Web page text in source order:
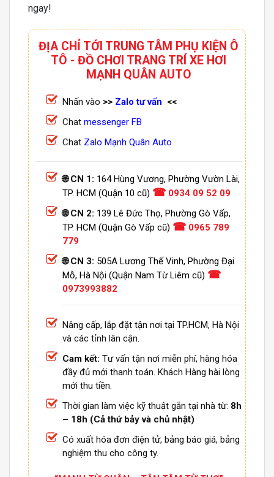
ngay!
ĐỊA CHỈ TỚI TRUNG TÂM PHỤ KIỆN Ô
TÔ - ĐỒ CHƠI TRANG TRÍ XE HƠI
MẠNH QUÂN AUTO
Nhấn vào >> Zalo tư vấn <<
Chat messenger FB
Chat Zalo Mạnh Quân Auto
🌐 CN 1: 164 Hùng Vương, Phường Vườn Lài,
TP. HCM (Quận 10 cũ) ☎ 0934 09 52 09
🌐 CN 2: 139 Lê Đức Thọ, Phường Gò Vấp,
TP. HCM (Quận Gò Vấp cũ) ☎ 0965 789
779
🌐 CN 3: 505A Lương Thế Vinh, Phường Đại
Mỗ, Hà Nội (Quận Nam Từ Liêm cũ) ☎
0973993882
Nâng cấp, lắp đặt tận nơi tại TP.HCM, Hà Nội
và các tỉnh lân cận.
Cam kết: Tư vấn tận nơi miễn phí, hàng hóa
đầy đủ mới thanh toán. Khách Hàng hài lòng
mới thu tiền.
Thời gian làm việc kỹ thuật gắn tại nhà từ: 8h
– 18h (Cả thứ bảy và chủ nhật)
Có xuất hóa đơn điện tử, bảng báo giá, bảng
nghiệm thu cho công ty.